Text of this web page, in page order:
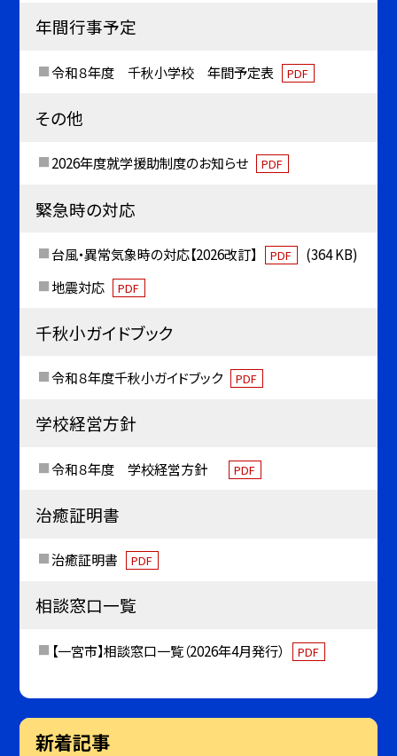
年間行事予定
令和８年度 千秋小学校 年間予定表 PDF
その他
2026年度就学援助制度のお知らせ PDF
緊急時の対応
台風・異常気象時の対応【2026改訂】 PDF
(364 KB)
地震対応
PDF
千秋小ガイドブック
令和８年度千秋小ガイドブック PDF
学校経営方針
令和８年度 学校経営方針 PDF
治癒証明書
治癒証明書 PDF
相談窓口一覧
【一宮市】相談窓口一覧（2026年4月発行） PDF
新着記事